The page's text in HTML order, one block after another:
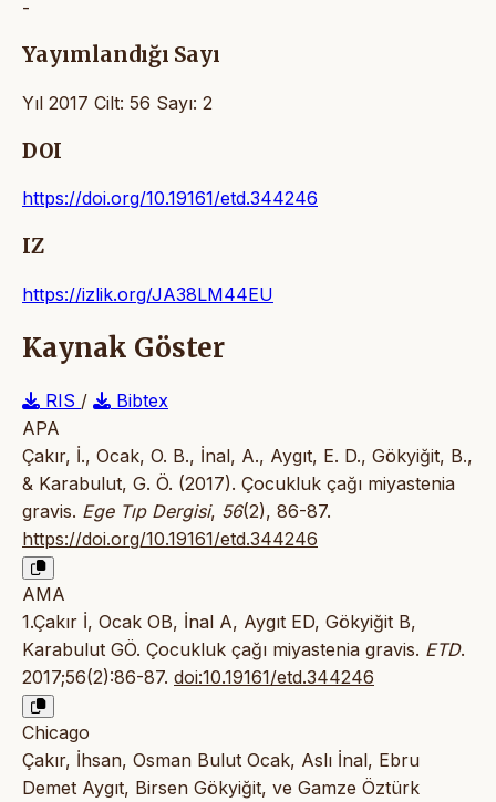
-
Yayımlandığı Sayı
Yıl 2017 Cilt: 56 Sayı: 2
DOI
https://doi.org/10.19161/etd.344246
IZ
https://izlik.org/JA38LM44EU
Kaynak Göster
RIS /
Bibtex
APA
Çakır, İ., Ocak, O. B., İnal, A., Aygıt, E. D., Gökyiğit, B.,
& Karabulut, G. Ö. (2017). Çocukluk çağı miyastenia
gravis. Ege Tıp Dergisi, 56(2), 86-87.
https://doi.org/10.19161/etd.344246
AMA
1.Çakır İ, Ocak OB, İnal A, Aygıt ED, Gökyiğit B,
Karabulut GÖ. Çocukluk çağı miyastenia gravis. ETD.
2017;56(2):86-87. doi:10.19161/etd.344246
Chicago
Çakır, İhsan, Osman Bulut Ocak, Aslı İnal, Ebru
Demet Aygıt, Birsen Gökyiğit, ve Gamze Öztürk